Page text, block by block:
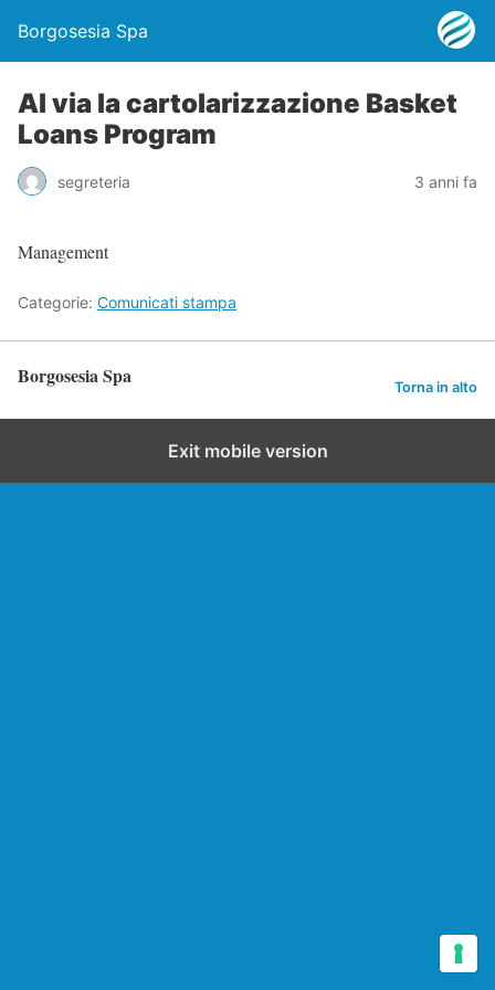
Borgosesia Spa
Al via la cartolarizzazione Basket
Loans Program
segreteria 3 anni fa
Management
Categorie: Comunicati stampa
Borgosesia Spa Torna in alto
Exit mobile version